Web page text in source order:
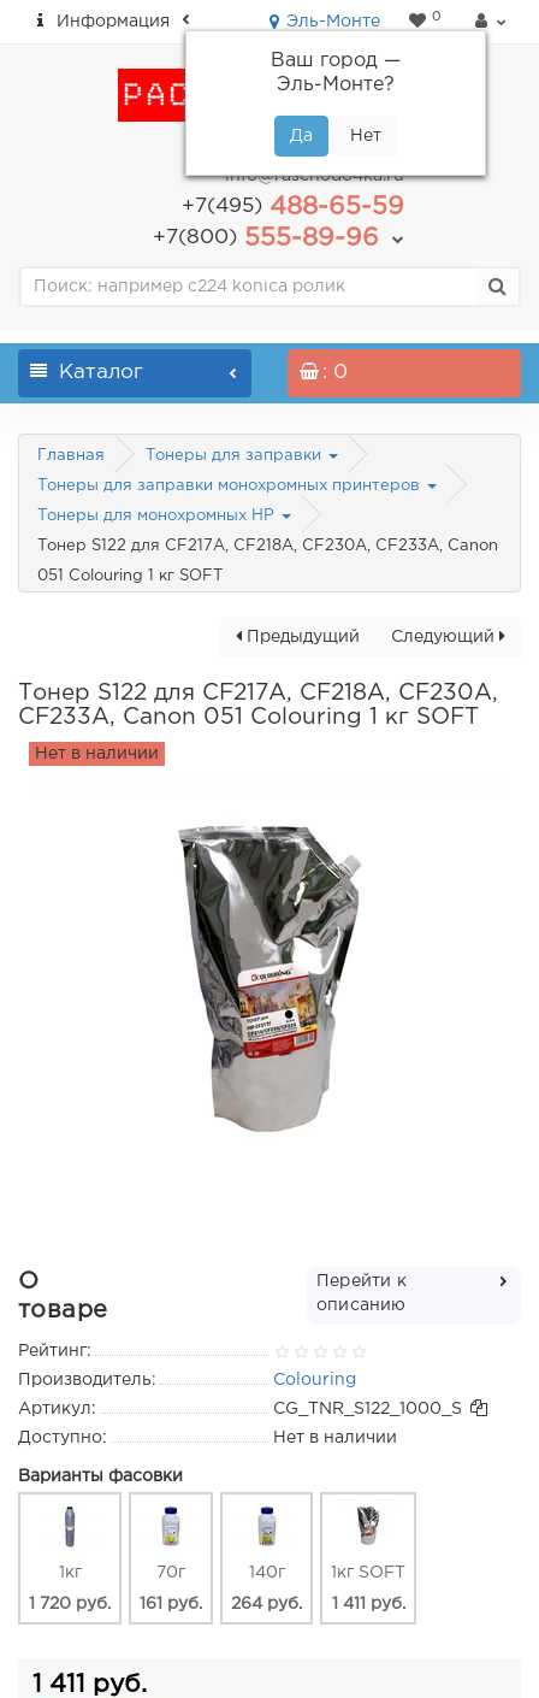
Информация Эль-Монте
Ваш город —
Эль-Монте?
0
пн-пт: с 9.00 до 18.00
info@raschodo4ka.ru
+7(495)488-65-59
+7(800)555-89-96
Каталог : 0
Главная Тонеры для заправки
Тонеры для заправки монохромных принтеров
Тонеры для монохромных HP
Тонер S122 для CF217A, CF218A, CF230A, CF233A, Canon
051 Colouring 1 кг SOFT
Следующий
Предыдущий
Тонер S122 для CF217A, CF218A, CF230A,
CF233A, Canon 051 Colouring 1 кг SOFT
Нет в наличии
О
товаре
Перейти к
описанию
Рейтинг:
Производитель:
Colouring
Артикул:
CG_TNR_S122_1000_S
Доступно:
Нет в наличии
Варианты фасовки
1кг
1 720 руб.
70г
161 руб.
140г
264 руб.
1кг SOFT
1 411 руб.
1 411 руб.